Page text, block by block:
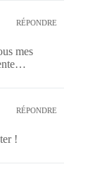
RÉPONDRE
mes
RÉPONDRE
!